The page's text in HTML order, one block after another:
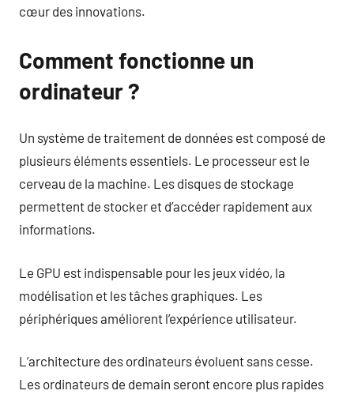
cœur des innovations.
Comment fonctionne un
ordinateur ?
Un système de traitement de données est composé de
plusieurs éléments essentiels. Le processeur est le
cerveau de la machine. Les disques de stockage
permettent de stocker et d’accéder rapidement aux
informations.
Le GPU est indispensable pour les jeux vidéo, la
modélisation et les tâches graphiques. Les
périphériques améliorent l’expérience utilisateur.
L’architecture des ordinateurs évoluent sans cesse.
Les ordinateurs de demain seront encore plus rapides